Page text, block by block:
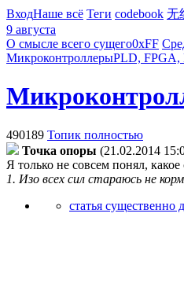
ВходНаше всё Теги codebook 无
9 августа
О смысле всего сущего0xFF
МикроконтроллерыPLD, FPGA,
490189 Топик полностью
Точка опоры (21.02.2014
Я только не совсем понял,
1. Изо всех сил стараюсь не
статья существенно